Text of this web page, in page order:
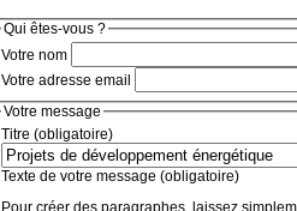
Qui êtes-vous ?
Votre nom
Votre adresse email
Votre message
Titre (obligatoire)
Texte de votre message (obligatoire)
Pour créer des paragraphes, laissez